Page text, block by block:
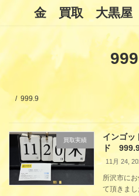
ン
キ
ッ
ー
に
移
金 買取 大黒屋
999.9
買取実績
インゴ
ド
11月 24,
所沢市に
て頂きま